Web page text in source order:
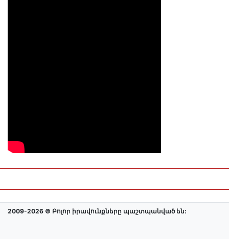
2009-2026 © Բոլոր իրավունքները պաշտպանված են: